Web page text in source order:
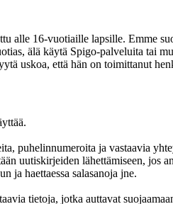
alle 16-vuotiaille lapsille. Emme
älä käytä Spigo-palveluita tai
uskoa, että hän on toimittanut
puhelinnumeroita ja vastaavia
uutiskirjeiden lähettämiseen, jos
ja haettaessa salasanoja jne.
tietoja, jotka auttavat